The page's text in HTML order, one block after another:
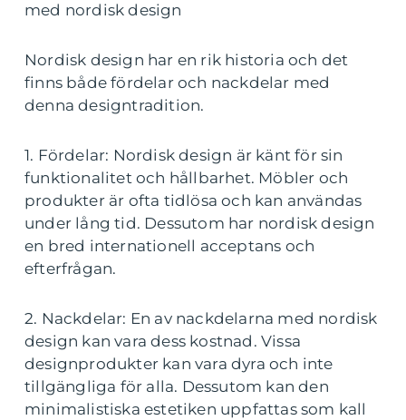
med nordisk design
Nordisk design har en rik historia och det
finns både fördelar och nackdelar med
denna designtradition.
1. Fördelar: Nordisk design är känt för sin
funktionalitet och hållbarhet. Möbler och
produkter är ofta tidlösa och kan användas
under lång tid. Dessutom har nordisk design
en bred internationell acceptans och
efterfrågan.
2. Nackdelar: En av nackdelarna med nordisk
design kan vara dess kostnad. Vissa
designprodukter kan vara dyra och inte
tillgängliga för alla. Dessutom kan den
minimalistiska estetiken uppfattas som kall